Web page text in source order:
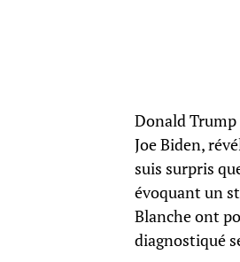
Donald Trump
Joe Biden,
suis surpris
évoquant un
Blanche ont
diagnostiqué